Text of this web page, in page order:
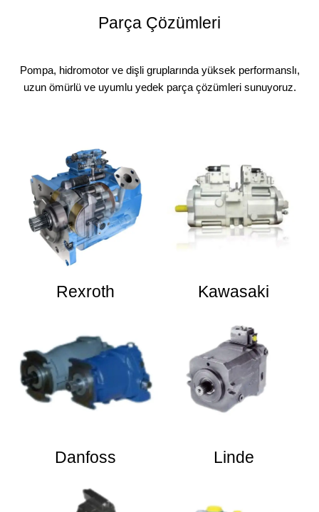
Parça Çözümleri
Pompa, hidromotor ve dişli gruplarında yüksek performanslı,
uzun ömürlü ve uyumlu yedek parça çözümleri sunuyoruz.
Rexroth Kawasaki
Danfoss Linde